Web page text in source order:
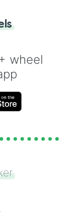
anymore!
wheel